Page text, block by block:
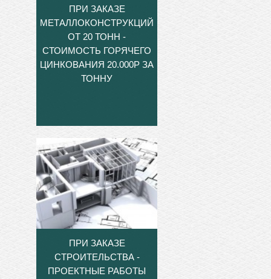
ПРИ ЗАКАЗЕ
МЕТАЛЛОКОНСТРУКЦИЙ
ОТ 20 ТОНН -
СТОИМОСТЬ ГОРЯЧЕГО
ЦИНКОВАНИЯ 20.000Р ЗА
ТОННУ
ПРИ ЗАКАЗЕ
СТРОИТЕЛЬСТВА -
ПРОЕКТНЫЕ РАБОТЫ